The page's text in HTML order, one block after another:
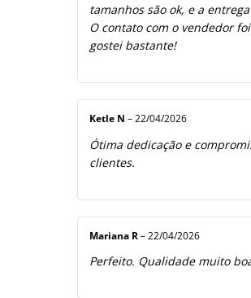
tamanhos são ok, e a
O contato com o vendedor
gostei bastante!
Ketle N – 22/04/2026
Ótima dedicação e
clientes.
Mariana R – 22/04/2026
Perfeito. Qualidade muito